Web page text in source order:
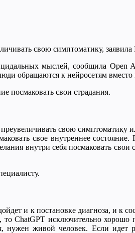
свою симптоматику,
мыслей, сообщила Open
обращаются к нейросетям вместо
посмаковать свои страдания.
свою симптоматику
свое внутреннее
внутри себя посмаковать
и к постановке диагноза, и к
ChatGPT исключительно хорошо
нужен живой человек. Если